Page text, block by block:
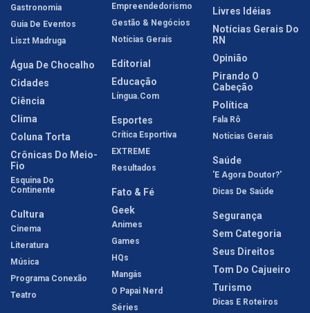
Gastronomia
Guia De Eventos
Liszt Madruga
Água De Chocalho
Cidades
Ciência
Clima
Coluna Torta
Crônicas Do Meio-
Fio
Esquina Do
Continente
Cultura
Cinema
Literatura
Música
Programa Conexão
Teatro
Empreendedorismo
Gestão & Negócios
Notícias Gerais
Editorial
Educação
Língua.com
Esportes
Crítica Esportiva
EXTREME
Resultados
Fato & Fé
Geek
Animes
Games
HQs
Mangás
O Papai Nerd
Séries
Livres Idéias
Notícias Gerais Do
RN
Opinião
Pirando O
Cabeção
Política
Fala Rô
Notícias Gerais
Saúde
'E Agora Doutor?'
Dicas De Saúde
Segurança
Sem Categoria
Seus Direitos
Tom Do Cajueiro
Turismo
Dicas E Roteiros